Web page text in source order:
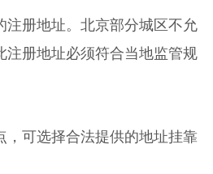
注册地址。北京部分城区不允
注册地址必须符合当地监管规
，可选择合法提供的地址挂靠